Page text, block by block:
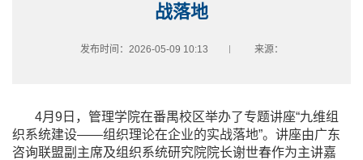
战落地
发布时间：2026-05-09 10:13 来源：
4月 9 日，管理学院在番禺校区举办了专题讲座“九维组
织系统建设——组织理论在企业的实战落地”。讲座由广东
咨询联盟副主席及组织系统研究院院长谢世春作为主讲嘉